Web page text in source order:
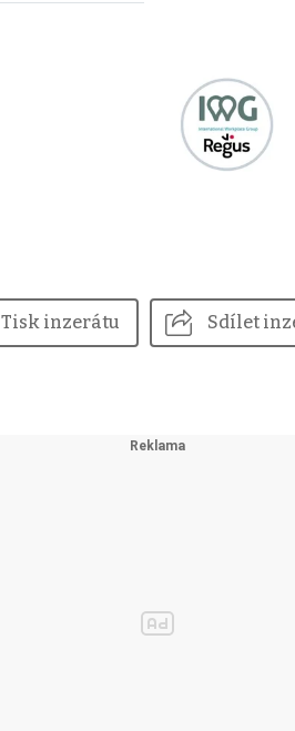
Tisk inzerátu Sdílet